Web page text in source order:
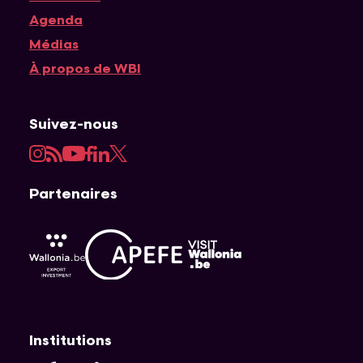
Agenda
Médias
À propos de WBI
Suivez-nous
Instagram
RSSYouTube
Facebook
LinkedIn
Twitter
Partenaires
AWEX
Visit Wallonia
Institutions